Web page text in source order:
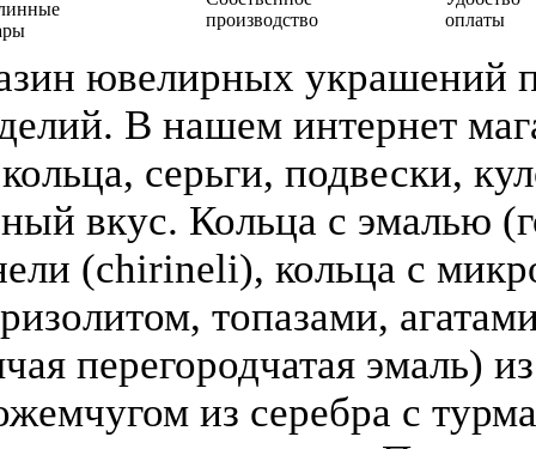
производство
оплаты
ювелирных украшений
В нашем интернет
серьги, подвески,
вкус. Кольца с эмалью
(chirineli), кольца с
топазами,
перегородчатая эмаль)
из серебра с